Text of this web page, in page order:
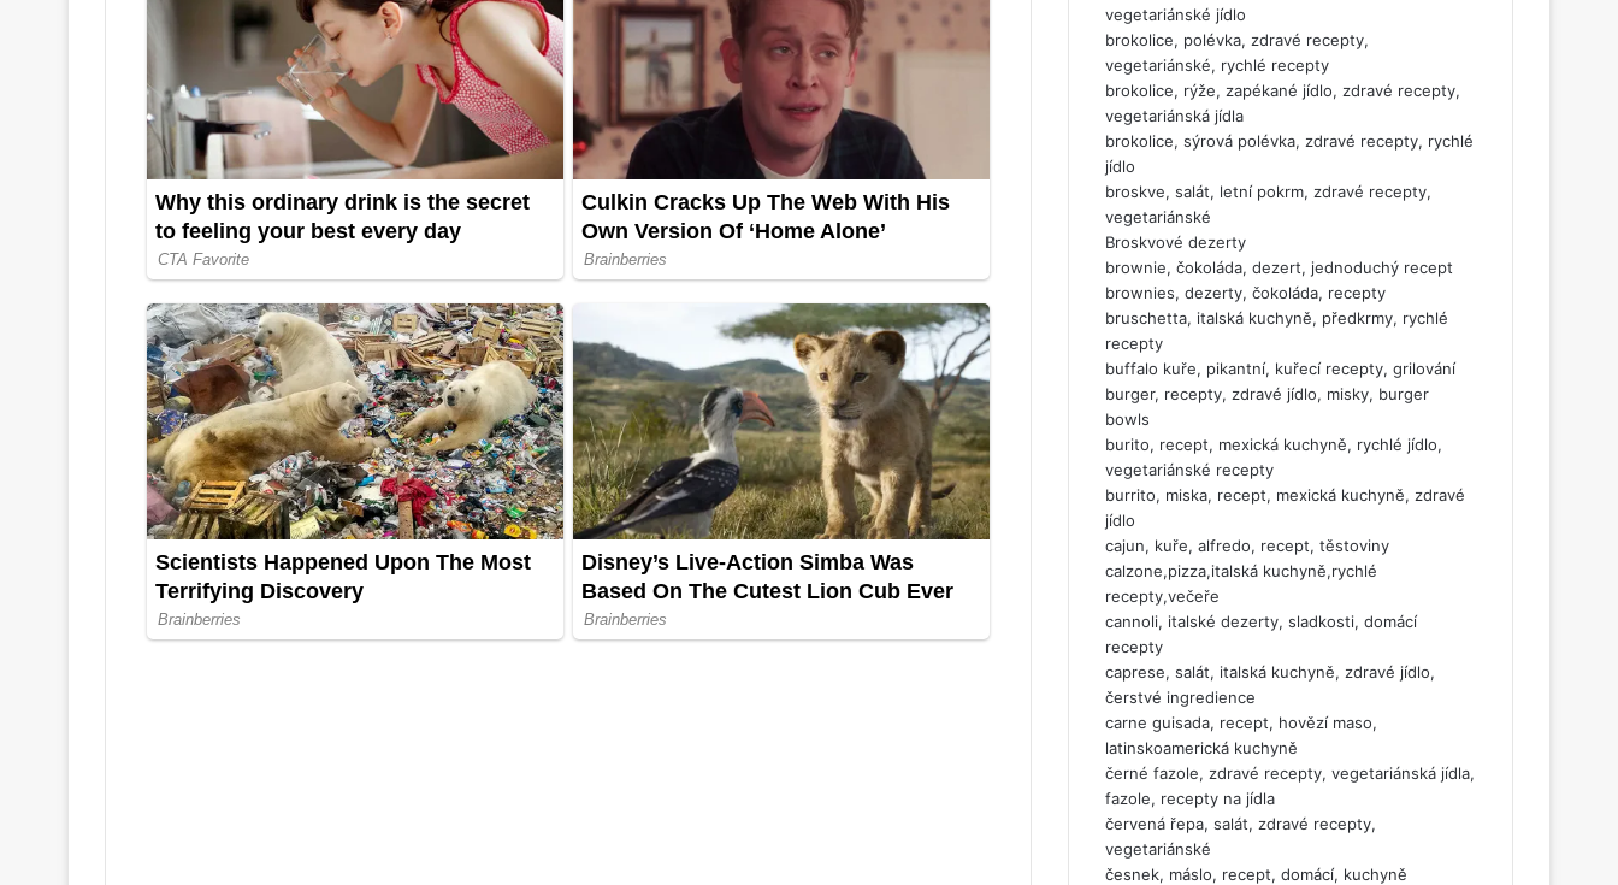
vegetariánské jídlo
brokolice, polévka, zdravé recepty,
vegetariánské, rychlé recepty
brokolice, rýže, zapékané jídlo, zdravé recepty,
vegetariánská jídla
brokolice, sýrová polévka, zdravé recepty, rychlé
jídlo
broskve, salát, letní pokrm, zdravé recepty,
vegetariánské
Broskvové dezerty
brownie, čokoláda, dezert, jednoduchý recept
brownies, dezerty, čokoláda, recepty
bruschetta, italská kuchyně, předkrmy, rychlé
recepty
buffalo kuře, pikantní, kuřecí recepty, grilování
burger, recepty, zdravé jídlo, misky, burger
bowls
burito, recept, mexická kuchyně, rychlé jídlo,
vegetariánské recepty
burrito, miska, recept, mexická kuchyně, zdravé
jídlo
cajun, kuře, alfredo, recept, těstoviny
calzone,pizza,italská kuchyně,rychlé
recepty,večeře
cannoli, italské dezerty, sladkosti, domácí
recepty
caprese, salát, italská kuchyně, zdravé jídlo,
čerstvé ingredience
carne guisada, recept, hovězí maso,
latinskoamerická kuchyně
černé fazole, zdravé recepty, vegetariánská jídla,
fazole, recepty na jídla
červená řepa, salát, zdravé recepty,
vegetariánské
česnek, máslo, recept, domácí, kuchyně